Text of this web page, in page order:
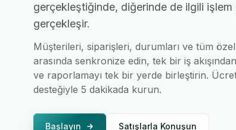
gerçekleştiğinde, diğerinde de ilgili
gerçekleşir.
Müşterileri, siparişleri, durumları ve tüm
arasında senkronize edin, tek bir iş
ve raporlamayı tek bir yerde birleştirin.
desteğiyle 5 dakikada kurun.
Başlayın Satışlarla Konuşun